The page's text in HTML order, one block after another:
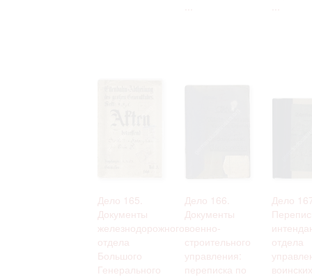
Дело 165.
Документы
железнодорожного
отдела
Большого
Генерального
Дело 166.
Документы
военно-
строительного
управления:
переписка по
Дело
отдела
воинских